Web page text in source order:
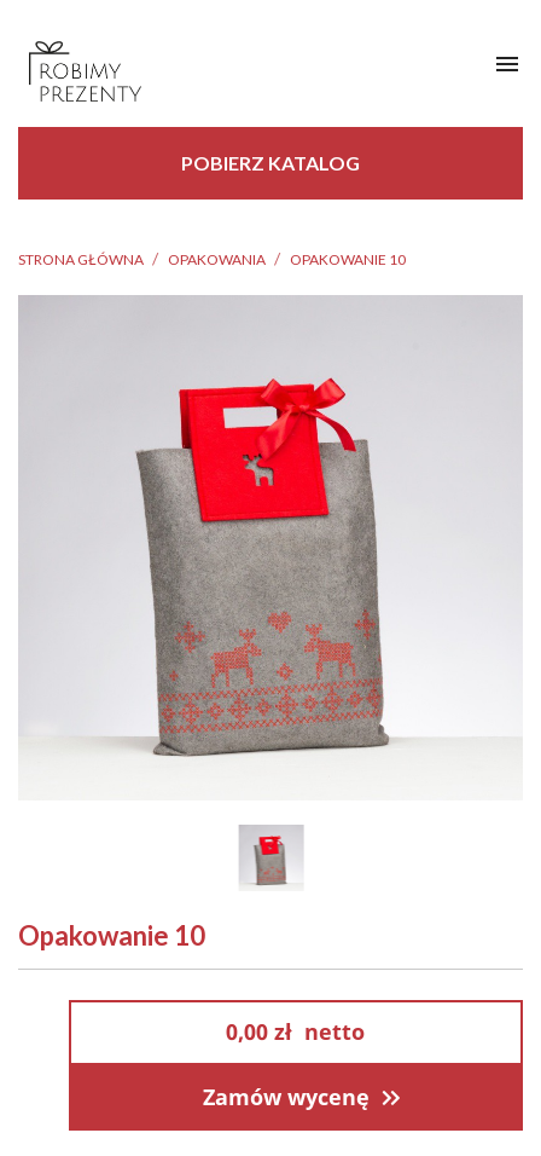

POBIERZ KATALOG
STRONA GŁÓWNA OPAKOWANIA OPAKOWANIE 10
Opakowanie 10
0,00 zł netto
Zamów wycenę